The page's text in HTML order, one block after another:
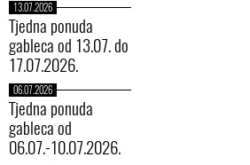
13.07.2026
Tjedna ponuda
gableca od 13.07. do
17.07.2026.
06.07.2026
Tjedna ponuda
gableca od
06.07.-10.07.2026.